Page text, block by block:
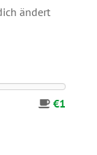
ändert
€1